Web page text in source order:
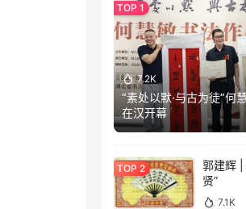
7.2K
“素处以默·与古为徒”何
在汉开幕
郭建辉 |
贤”
7.1K